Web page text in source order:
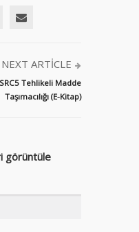
NEXT ARTICLE
SRC5 Tehlikeli Madde
Taşımacılığı (E-Kitap)
görüntüle